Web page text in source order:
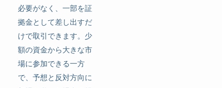
必要がなく、一部を証
拠金として差し出すだ
けで取引できます。少
額の資金から大きな市
場に参加できる一方
で、予想と反対方向に